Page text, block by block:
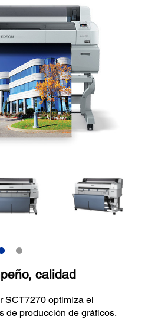
calidad
SCT7270 optimiza el
de producción de gráficos,